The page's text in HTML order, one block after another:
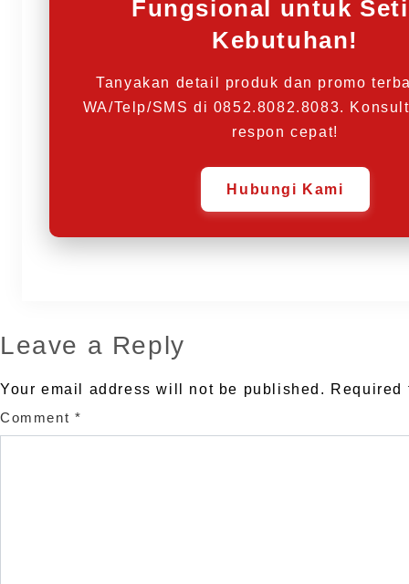
Fungsional untuk
Kebutuhan!
Tanyakan detail produk dan promo
WA/Telp/SMS di 0852.8082.8083.
respon cepat!
Hubungi Kami
Leave a Reply
Your email address will not be published.
Comment *